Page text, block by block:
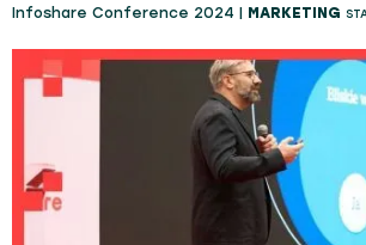
Infoshare Conference 2024 | MARKETING